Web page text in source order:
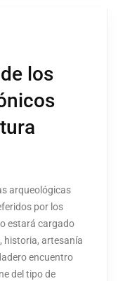
los
arqueológicas
por los
estará cargado
historia, artesanía
encuentro
del tipo de